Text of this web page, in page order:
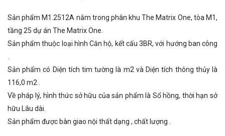
Sản phẩm M1.2512A nằm trong phân khu The Matrix One, tòa M1,
tầng 25 dự án The Matrix One.
Sản phẩm thuộc loại hình Căn hộ, kết cấu 3BR, với hướng ban công
Sản phẩm có Diện tích tim tường là m2 và Diện tích thông thủy là
116,0 m2 .
Về pháp lý, hình thức sở hữu của sản phẩm là Sổ hồng, thời hạn sở
hữu Lâu dài.
Sản phẩm được bàn giao nội thất dạng , chất lượng .